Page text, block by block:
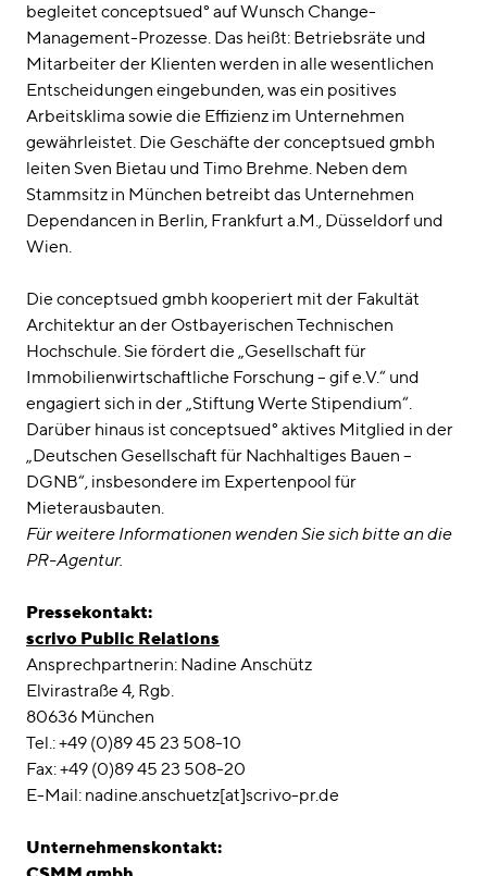
begleitet conceptsued° auf Wunsch Change-
Management-Prozesse. Das heißt: Betriebsräte und
Mitarbeiter der Klienten werden in alle wesentlichen
Entscheidungen eingebunden, was ein positives
Arbeitsklima sowie die Effizienz im Unternehmen
gewährleistet. Die Geschäfte der conceptsued gmbh
leiten Sven Bietau und Timo Brehme. Neben dem
Stammsitz in München betreibt das Unternehmen
Dependancen in Berlin, Frankfurt a.M., Düsseldorf und
Wien.
Die conceptsued gmbh kooperiert mit der Fakultät
Architektur an der Ostbayerischen Technischen
Hochschule. Sie fördert die „Gesellschaft für
Immobilienwirtschaftliche Forschung – gif e.V.“ und
engagiert sich in der „Stiftung Werte Stipendium“.
Darüber hinaus ist conceptsued° aktives Mitglied in der
„Deutschen Gesellschaft für Nachhaltiges Bauen –
DGNB“, insbesondere im Expertenpool für
Mieterausbauten.
Für weitere Informationen wenden Sie sich bitte an die
PR-Agentur.
Pressekontakt:
scrivo Public Relations
Ansprechpartnerin: Nadine Anschütz
Elvirastraße 4, Rgb.
80636 München
Tel.: +49 (0)89 45 23 508-10
Fax: +49 (0)89 45 23 508-20
E-Mail: nadine.anschuetz[at]scrivo-pr.de
Unternehmenskontakt: